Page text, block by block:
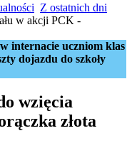
Z ostatnich dni
w akcji PCK -
internacie uczniom klas
dojazdu do szkoły
wzięcia
złota